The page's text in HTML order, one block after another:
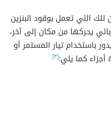
تلك التي تعمل بوقود البنزين
يحركها من مكان إلى آخر،
باستخدام تيار المستمر أو
كما يلي:[٣]